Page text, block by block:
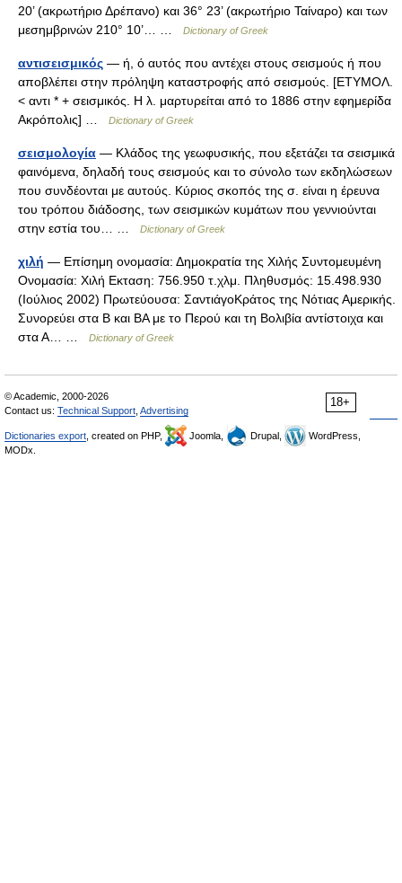
20’ (ακρωτήριο Δρέπανο) και 36° 23’ (ακρωτήριο Ταίναρο) και των
μεσημβρινών 210° 10’… …
Dictionary of Greek
αντισεισμικός — ή, ό αυτός που αντέχει στους σεισμούς ή που
αποβλέπει στην πρόληψη καταστροφής από σεισμούς. [ΕΤΥΜΟΛ.
< αντι * + σεισμικός. Η λ. μαρτυρείται από το 1886 στην εφημερίδα
Ακρόπολις] …
Dictionary of Greek
σεισμολογία — Κλάδος της γεωφυσικής, που εξετάζει τα σεισμικά
φαινόμενα, δηλαδή τους σεισμούς και το σύνολο των εκδηλώσεων
που συνδέονται με αυτούς. Κύριος σκοπός της σ. είναι η έρευνα
του τρόπου διάδοσης, των σεισμικών κυμάτων που γεννιούνται
στην εστία του… …
Dictionary of Greek
χιλή — Επίσημη ονομασία: Δημοκρατία της Χιλής Συντομευμένη
Ονομασία: Χιλή Εκταση: 756.950 τ.χλμ. Πληθυσμός: 15.498.930
(Ιούλιος 2002) Πρωτεύουσα: ΣαντιάγοΚράτος της Νότιας Αμερικής.
Συνορεύει στα Β και ΒΑ με το Περού και τη Βολιβία αντίστοιχα και
στα Α… …
Dictionary of Greek
18+
© Academic, 2000-2026
Contact us: Technical Support Advertising
Dictionaries export , created on PHP, Joomla, Drupal,
WordPress,
MODx.